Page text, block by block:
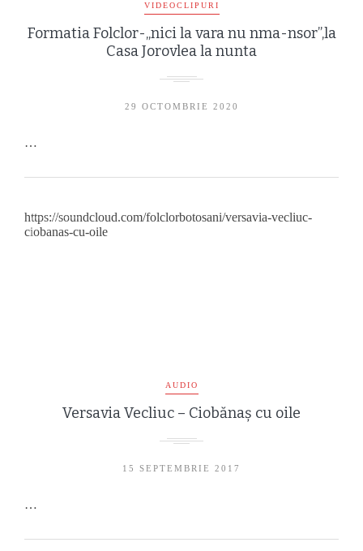
VIDEOCLIPURI
Formatia Folclor-„nici la vara nu nma-nsor”,la
Casa Jorovlea la nunta
29 OCTOMBRIE 2020
…
https://soundcloud.com/folclorbotosani/versavia-vecliuc-
ciobanas-cu-oile
AUDIO
Versavia Vecliuc – Ciobănaș cu oile
15 SEPTEMBRIE 2017
…